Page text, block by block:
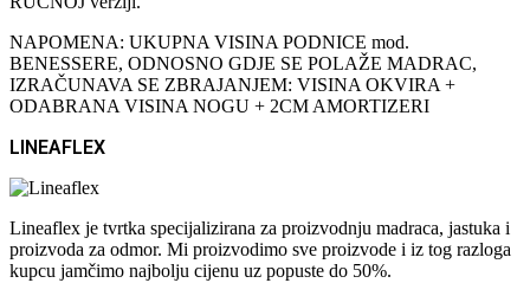
NAPOMENA: UKUPNA VISINA PODNICE mod.
BENESSERE, ODNOSNO GDJE SE POLAŽE MADRAC,
IZRAČUNAVA SE ZBRAJANJEM: VISINA OKVIRA +
ODABRANA VISINA NOGU + 2CM AMORTIZERI
LINEAFLEX
Lineaflex je tvrtka specijalizirana za proizvodnju madraca, jastuka i
proizvoda za odmor. Mi proizvodimo sve proizvode i iz tog razloga
kupcu jamčimo najbolju cijenu uz popuste do 50%.